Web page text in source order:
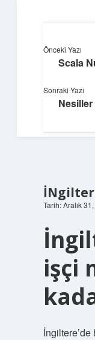
Enerji
Tarih: Aralık
işçi
Önceki Yazı
Scala
Sonraki Yazı